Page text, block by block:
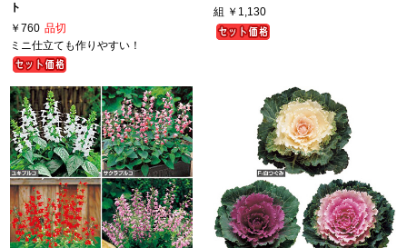
ト
￥760 品切
ミニ仕立ても作りやすい！
組 ￥1,130